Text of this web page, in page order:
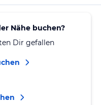
Nähe buchen?
Dir gefallen